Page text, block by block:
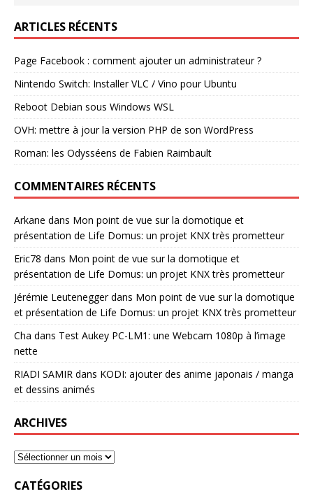
ARTICLES RÉCENTS
Page Facebook : comment ajouter un administrateur ?
Nintendo Switch: Installer VLC / Vino pour Ubuntu
Reboot Debian sous Windows WSL
OVH: mettre à jour la version PHP de son WordPress
Roman: les Odysséens de Fabien Raimbault
COMMENTAIRES RÉCENTS
Arkane dans Mon point de vue sur la domotique et
présentation de Life Domus: un projet KNX très prometteur
Eric78 dans Mon point de vue sur la domotique et
présentation de Life Domus: un projet KNX très prometteur
Jérémie Leuteneggerdans Mon point de vue sur la domotique
et présentation de Life Domus: un projet KNX très prometteur
Cha dans Test Aukey PC-LM1: une Webcam 1080p à l’image
nette
RIADI SAMIR dans KODI: ajouter des anime japonais / manga
et dessins animés
ARCHIVES
CATÉGORIES